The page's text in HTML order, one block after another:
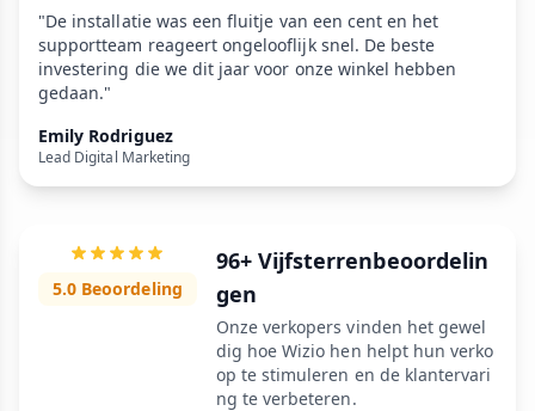
"De installatie was een fluitje van een cent en het
supportteam reageert ongelooflijk snel. De beste
investering die we dit jaar voor onze winkel hebben
gedaan."
Emily Rodriguez
Lead Digital Marketing
5.0 Beoordeling
96+ Vijfsterrenbeoordelin
gen
Onze verkopers vinden het gewel
dig hoe Wizio hen helpt hun verko
op te stimuleren en de klantervari
ng te verbeteren.